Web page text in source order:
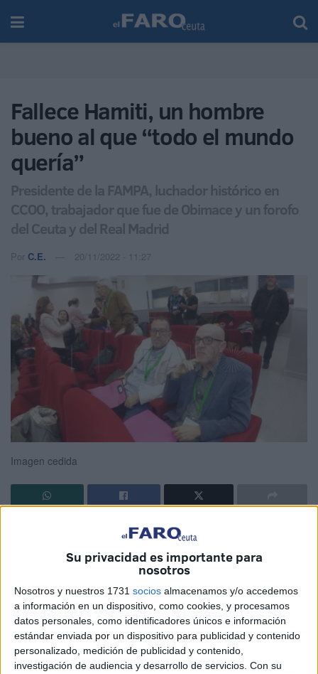
Su privacidad es importante para
nosotros
Nosotros y nuestros 1731 socios almacenamos y/o accedemos
a información en un dispositivo, como cookies, y procesamos
datos personales, como identificadores únicos e información
estándar enviada por un dispositivo para publicidad y contenido
personalizado, medición de publicidad y contenido,
investigación de audiencia y desarrollo de servicios. Con su
Fallece Hamiti, un hombre
bueno al que “todo el mundo
quería”
Presidente de la FAMPA, luchador histórico en
CCOO, trabajador que fue de Obimace y un forofo
del Ceuta y del Real Madrid
Por C.E. 20/11/2022 - 11:27
Imagen cedida
“Era una persona estupenda, muy buena gente”. Mustafa
Mohamed rompe a llorar al recordar a quien era como “su
hermano”. Hoy es un día duro, de esos en los que hay que
asimilar la pérdida de un vecino de Ceuta apreciado en
todas las áreas con las que tuvo contacto: CCOO, el
Ceuta , laFAMPA,Obimace… Mohamed Abselam, al que
todos conocían como Hamiti, ha fallecido a la edad de 57
años.